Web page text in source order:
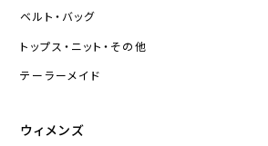
ベルト・バッグ
トップス・ニット・その他
テーラーメイド
ウィメンズ